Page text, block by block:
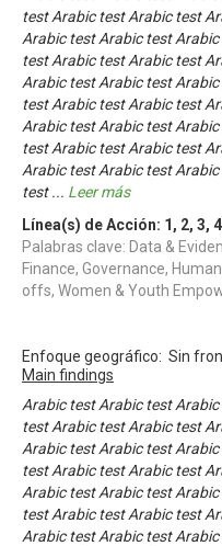
test Arabic test Arabic test
Arabic test Arabic test
test Arabic test Arabic test
Arabic test Arabic test
test Arabic test Arabic test
Arabic test Arabic test
test Arabic test Arabic test
Arabic test Arabic test
test... Leer más
Línea(s) de Acción: 1 , 2, 3, 4
Palabras clave: Data &
Finance, Governance,
offs, Women & Youth
Enfoque geográfico: Sin
Main findings
Arabic test Arabic test
test Arabic test Arabic test
Arabic test Arabic test
test Arabic test Arabic test
Arabic test Arabic test
test Arabic test Arabic test
Arabic test Arabic test